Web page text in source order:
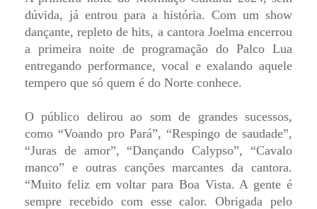
dúvida, já entrou para a história. Com um show
dançante, repleto de hits, a cantora Joelma encerrou
a primeira noite de programação do Palco Lua
entregando performance, vocal e exalando aquele
tempero que só quem é do Norte conhece.
O público delirou ao som de grandes sucessos,
como “Voando pro Pará”, “Respingo de saudade”,
“Juras de amor”, “Dançando Calypso”, “Cavalo
manco” e outras canções marcantes da cantora.
“Muito feliz em voltar para Boa Vista. A gente é
sempre recebido com esse calor. Obrigada pelo